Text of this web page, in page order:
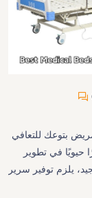
بتوعك للتعافي
حيويًا في تطوير
يلزم توفير سرير